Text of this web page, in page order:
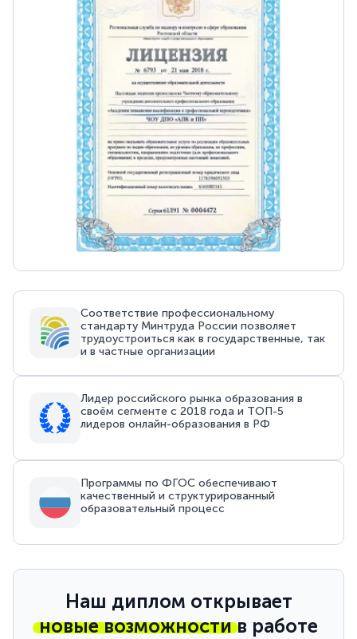
Соответствие профессиональному
стандарту Минтруда России позволяет
трудоустроиться как в государственные, так
и в частные организации
Лидер российского рынка образования в
своём сегменте с 2018 года и ТОП-5
лидеров онлайн-образования в РФ
Программы по ФГОС обеспечивают
качественный и структурированный
образовательный процесс
Наш диплом открывает
новые возможностив работе